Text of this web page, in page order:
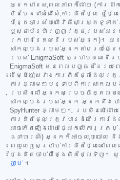
អ្នកមានសុពលភាពក៏ដោយ (ការដាក់
មិនមែនជាសំណើសុំការគិតថ្លៃ ឬថ្លៃសេ
ប៉ុន្តែអាស្រ័យលើវិធីសាស្ត្រទូទ
ឬស្ថាប័នហិរញ្ញវត្ថុរបស់អ្នក
រកបាននៃគណនីរបស់អ្នក)។ អ្ន
សាកល្បងរបស់អ្នកតាមរយៈផ្នែក
របស់ EnigmaSoft សម្រាប់គណនី
EnigmaSoft មុនពេលបញ្ចប់នៃរយៈ
ដើម្បីជៀសវាងការគិតថ្លៃដែល
ការភ្លាមៗបន្ទាប់ពីការសា
ប្រសិនបើអ្នកសម្រេចចិត្តលុប
សាកល្បងរបស់អ្នក អ្នកនឹងប
SpyHunter ភ្លាមៗ។ ប្រសិនបើដ
ការគិតថ្លៃត្រូវបានដំណើរការ
អាចកើតឡើងដោយផ្អែកលើការគ្
ឧទាហរណ៍) អ្នកក៏អាចលុបចោល
ពេញលេញសម្រាប់ការគិតថ្លៃនៅពេ
ថ្ងៃគិតចាប់ពីថ្ងៃគិតថ្លៃទិញ។ សូ
ញាប់ ។